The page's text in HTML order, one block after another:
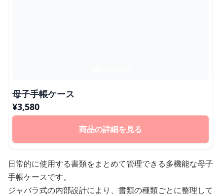
母子手帳ケース
¥3,580
商品の詳細を見る
日常的に使用する書類をまとめて管理できる多機能な母子
手帳ケースです。
ジャバラ式の内部設計により、書類の種類ごとに整理して